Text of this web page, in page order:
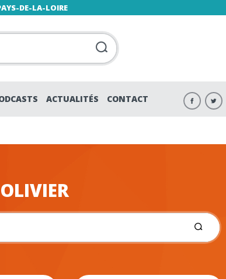
DE-LA-LOIRE
ACTUALITÉS CONTACT